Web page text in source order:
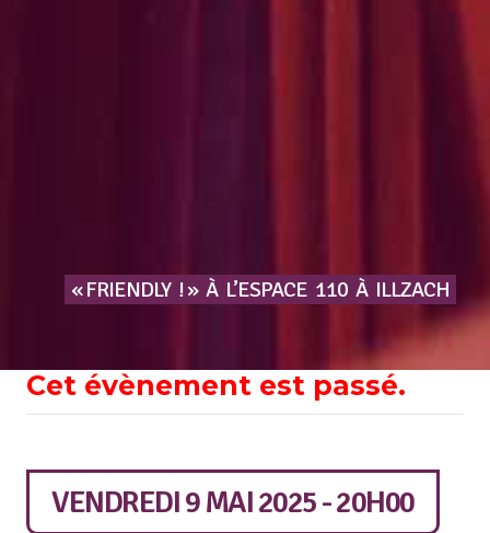
« FRIENDLY ! » À L’ESPACE 110 À ILLZACH
Cet évènement est passé.
VENDREDI 9 MAI 2025 - 20H00